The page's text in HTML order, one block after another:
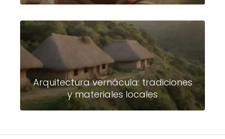
Arquitectura vernácula: tradiciones
y materiales locales